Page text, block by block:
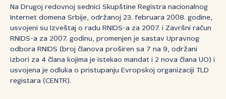
Na Drugoj redovnoj sednici Skupštine Registra nacionalnog
Internet domena Srbije, održanoj 23. februara 2008. godine,
usvojeni su Izveštaj o radu RNIDS-a za 2007. i Završni račun
RNIDS-a za 2007. godinu, promenjen je sastav Upravnog
odbora RNIDS (broj članova proširen sa 7 na 9, održani
izbori za 4 člana kojima je istekao mandat i 2 nova člana UO) i
usvojena je odluka o pristupanju Evropskoj organizaciji TLD
registara (CENTR).